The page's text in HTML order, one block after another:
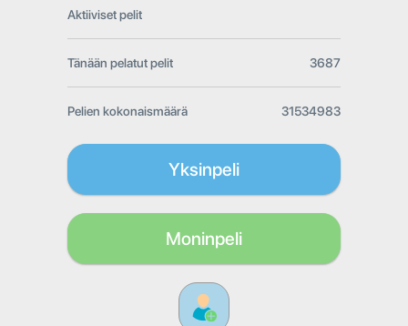
Aktiiviset pelit
Tänään pelatut pelit 3687
Pelien kokonaismäärä 31534983
Yksinpeli
Moninpeli